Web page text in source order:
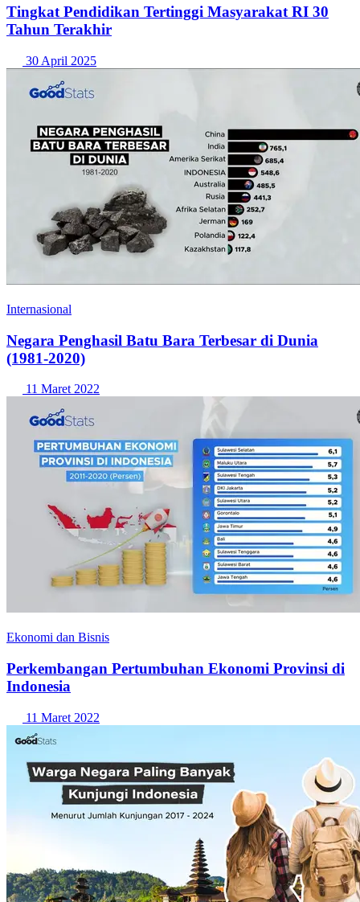
Tingkat Pendidikan Tertinggi Masyarakat RI 30
Tahun Terakhir
30 April 2025
Internasional
Negara Penghasil Batu Bara Terbesar di Dunia
(1981-2020)
11 Maret 2022
Ekonomi dan Bisnis
Perkembangan Pertumbuhan Ekonomi Provinsi di
Indonesia
11 Maret 2022